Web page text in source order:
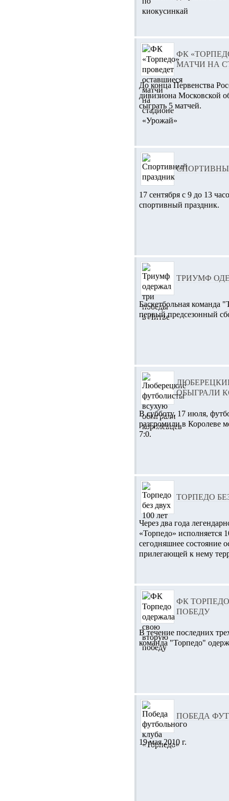
ФК
МАТЧИ НА
До конца Первенства
дивизиона Московской
сыграть 5 матчей.
17 сентября с 9 до 13
спортивный праздник.
ТРИУМФ
Баскетбольная
первый предсезонный
ОБЫГРАЛИ
В субботу, 17 июля,
разгромили в Королеве
7:0.
ТОРПЕДО
Через два года
«Торпедо» исполняется
сегодняшнее состояние
прилегающей к нему
ФК
ПОБЕДУ
В течение последних
команда "Торпедо"
ПОБЕДА
19 мая 2010 г.